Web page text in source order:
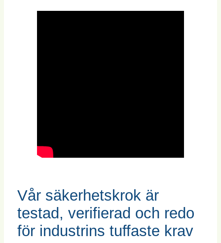
Vår säkerhetskrok är
testad, verifierad och redo
för industrins tuffaste krav